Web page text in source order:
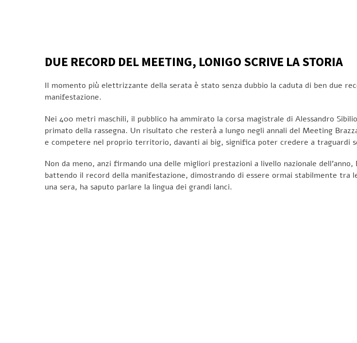
DUE RECORD DEL MEETING, LONIGO SCRIVE LA STORIA
Il momento più elettrizzante della serata è stato senza dubbio la caduta di ben due
manifestazione.
Nei 400 metri maschili, il pubblico ha ammirato la corsa magistrale di Alessandro
primato della rassegna. Un risultato che resterà a lungo negli annali del Meeting
e competere nel proprio territorio, davanti ai big, significa poter credere a traguardi
Non da meno, anzi firmando una delle migliori prestazioni a livello nazionale
battendo il record della manifestazione, dimostrando di essere ormai stabilmente tra
una sera, ha saputo parlare la lingua dei grandi lanci.